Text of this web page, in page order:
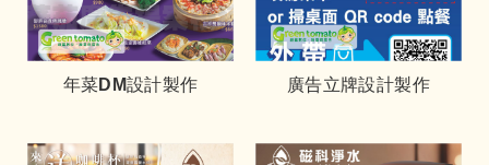
年菜DM設計製作 廣告立牌設計製作